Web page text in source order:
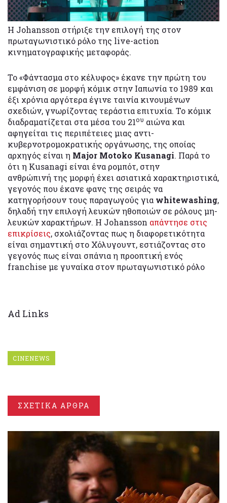
Η Johansson στήριξε την επιλογή της στον
πρωταγωνιστικό ρόλο της live-action
κινηματογραφικής μεταφοράς.
Το «Φάντασμα στο κέλυφος» έκανε την πρώτη του
εμφάνιση σε μορφή κόμικ στην Ιαπωνία το 1989 και
έξι χρόνια αργότερα έγινε ταινία κινουμένων
σχεδιών, γνωρίζοντας τεράστια επιτυχία. Το κόμικ
διαδραματίζεται στα μέσα του 21ου αιώνα και
αφηγείται τις περιπέτειες μιας αντι-
κυβερνοτρομοκρατικής οργάνωσης, της οποίας
αρχηγός είναι η Major Motoko Kusanagi. Παρά το
ότι η Kusanagi είναι ένα ρομπότ, στην
ανθρώπινή της μορφή έχει ασιατικά χαρακτηριστικά,
γεγονός που έκανε φανς της σειράς να
κατηγορήσουν τους παραγωγούς για whitewashing,
δηλαδή την επιλογή λευκών ηθοποιών σε ρόλους μη-
λευκών χαρακτήρων. Η Johansson απάντησε στις
επικρίσεις, σχολιάζοντας πως η διαφορετικότητα
είναι σημαντική στο Χόλυγουντ, εστιάζοντας στο
γεγονός πως είναι σπάνια η προοπτική ενός
franchise με γυναίκα στον πρωταγωνιστικό ρόλο
Ad Links
CINENEWS
ΣΧΕΤΙΚΑ ΑΡΘΡΑ